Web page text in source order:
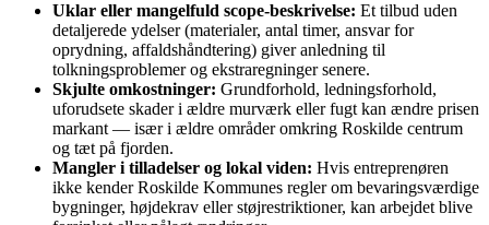
Uklar eller mangelfuld scope-beskrivelse: Et tilbud uden
detaljerede ydelser (materialer, antal timer, ansvar for
oprydning, affaldshåndtering) giver anledning til
tolkningsproblemer og ekstraregninger senere.
Skjulte omkostninger: Grundforhold, ledningsforhold,
uforudsete skader i ældre murværk eller fugt kan ændre prisen
markant — især i ældre områder omkring Roskilde centrum
og tæt på fjorden.
Mangler i tilladelser og lokal viden: Hvis entreprenøren
ikke kender Roskilde Kommunes regler om bevaringsværdige
bygninger, højdekrav eller støjrestriktioner, kan arbejdet blive